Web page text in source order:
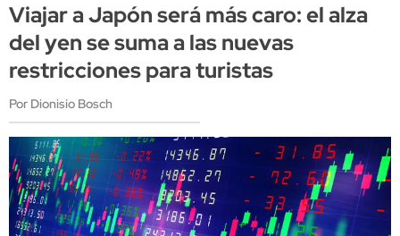
Viajar a Japón será más caro: el alza
del yen se suma a las nuevas
restricciones para turistas
Por Dionisio Bosch